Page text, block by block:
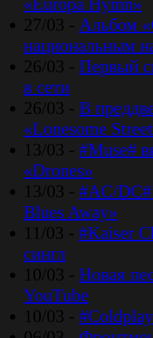
«Europa Hymn»
27/03 - Альбом
национальным
26/03 - Первый
в сети
26/03 - В
«Lonesome
13/03 - #Muse#
«Drones»
13/03 - #AC/DC#
Blues Away»
11/03 - #Kaiser
сингл
10/03 - Новая
YouTube
10/03 -